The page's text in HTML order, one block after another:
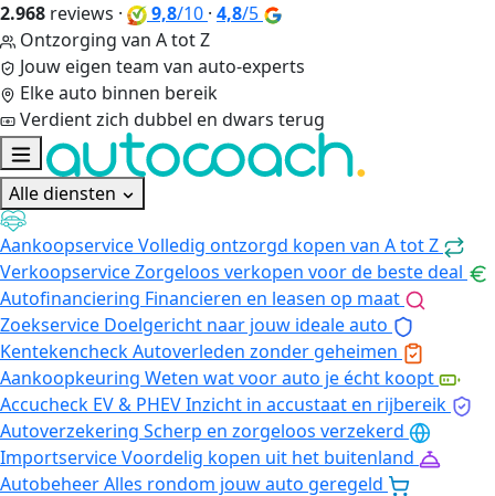
2.968 reviews · 9,8/10 · 4,8/5
Ontzorging van A tot Z
Jouw eigen team van auto-experts
Elke auto binnen bereik
Verdient zich dubbel en dwars terug
Alle diensten
AankoopserviceVolledig ontzorgd kopen van A tot Z
VerkoopserviceZorgeloos verkopen voor de beste deal
Autofinanciering Financieren en leasen op maat
Zoekservice Doelgericht naar jouw ideale auto
KentekencheckAutoverleden zonder geheimen
Aankoopkeuring Weten wat voor auto je écht koopt
Accucheck EV & PHEVInzicht in accustaat en rijbereik
Autoverzekering Scherp en zorgeloos verzekerd
ImportserviceVoordelig kopen uit het buitenland
AutobeheerAlles rondom jouw auto geregeld